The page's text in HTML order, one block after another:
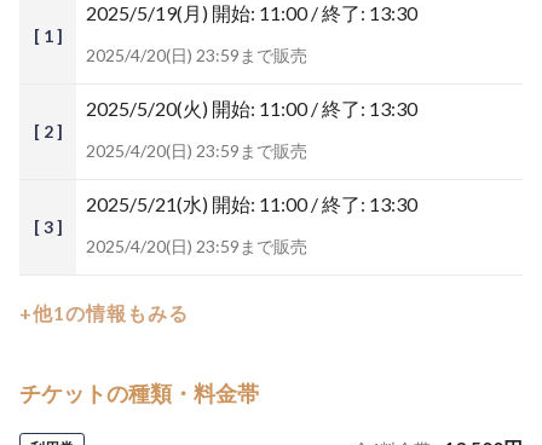
[ 1 ]
2025/5/19(月) 開始: 11:00 / 終了: 13:30
2025/4/20(日) 23:59まで販売
[ 2 ]
2025/5/20(火) 開始: 11:00 / 終了: 13:30
2025/4/20(日) 23:59まで販売
[ 3 ]
2025/5/21(水) 開始: 11:00 / 終了: 13:30
2025/4/20(日) 23:59まで販売
+他1の情報もみる
チケットの種類・料金帯